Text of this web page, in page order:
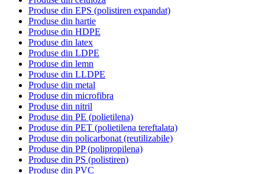
Produse din EPS (polistiren expandat)
Produse din hartie
Produse din HDPE
Produse din latex
Produse din LDPE
Produse din lemn
Produse din LLDPE
Produse din metal
Produse din microfibra
Produse din nitril
Produse din PE (polietilena)
Produse din PET (polietilena tereftalata)
Produse din policarbonat (reutilizabile)
Produse din PP (polipropilena)
Produse din PS (polistiren)
Produse din PVC